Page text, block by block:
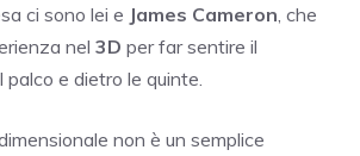
ci sono lei e James Cameron , che
nel 3D per far sentire il
e dietro le quinte.
non è un semplice